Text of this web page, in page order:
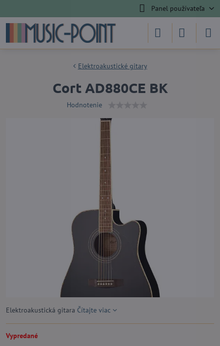
Panel používateľa
Elektroakustické gitary
Cort AD880CE BK
Hodnotenie
Elektroakustická gitara Čítajte viac
Vypredané